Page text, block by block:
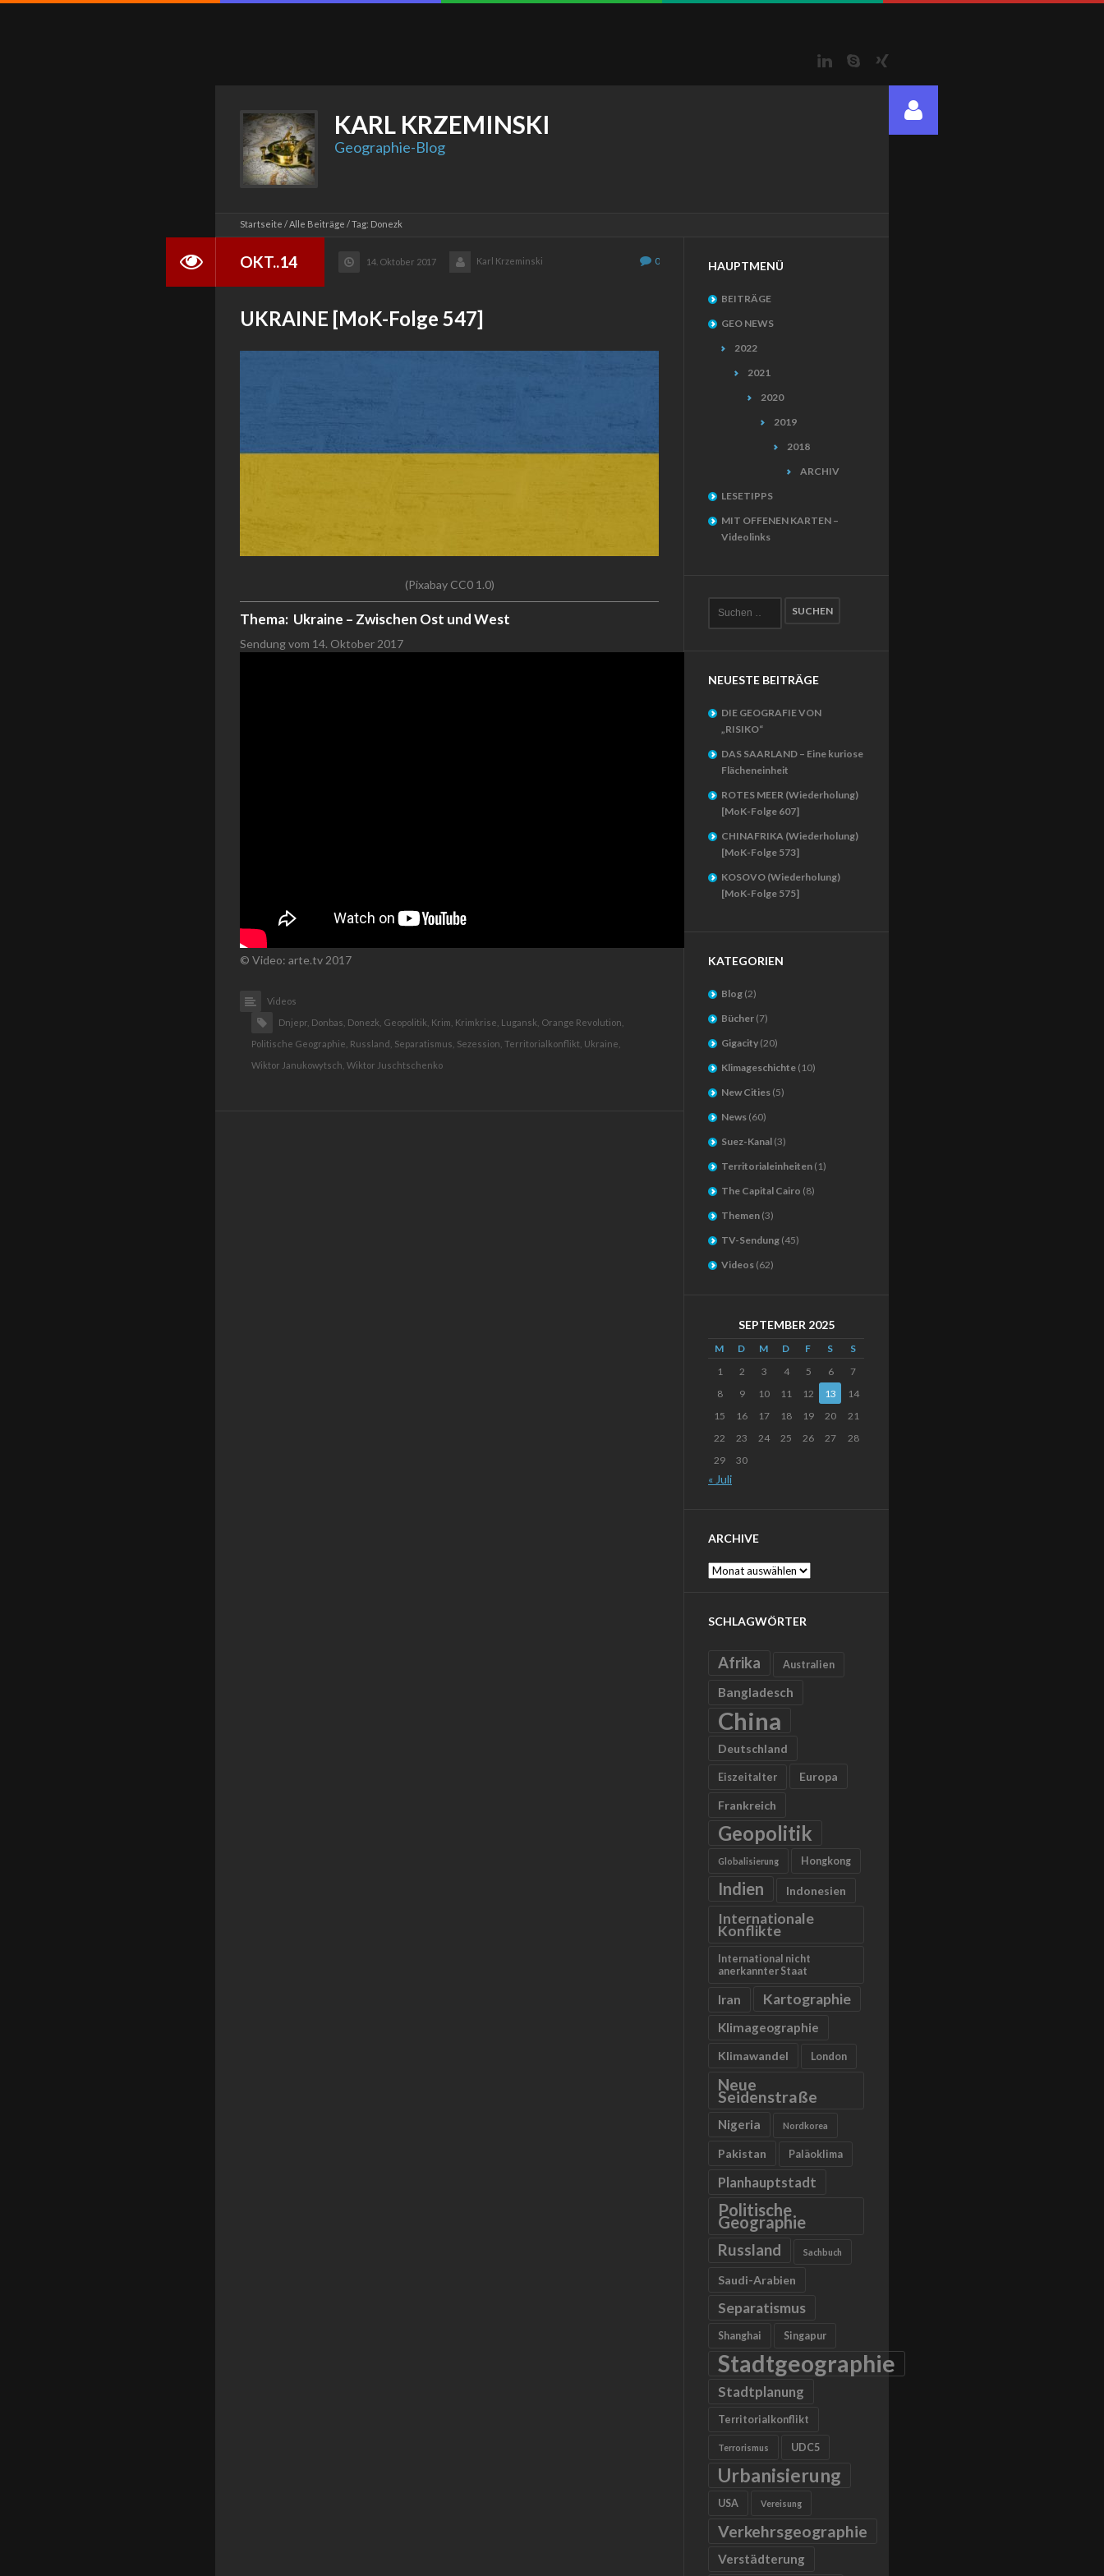
LinkedInSkype
KARL KRZEMINSKI
Geographie-Blog
Startseite Alle Beiträge Tag: Donezk
OKT..14 14. Oktober 2017 0
Karl Krzeminski
UKRAINE [MoK-Folge 547]
(Pixabay CC0 1.0)
Thema: Ukraine – Zwischen Ost und West
Sendung vom 14. Oktober 2017
© Video: arte.tv 2017
Videos
Dnjepr, Donbas, Donezk, Geopolitik, Krim, Krimkrise, Lugansk, Orange Revolution,
Politische Geographie, Russland, Separatismus, Sezession, Territorialkonflikt, Ukraine,
Wiktor Janukowytsch, Wiktor Juschtschenko
HAUPTMENÜ
BEITRÄGE
GEO NEWS
2022
2021
2020
2019
2018
ARCHIV
LESETIPPS
MIT OFFENEN KARTEN –
Videolinks
NEUESTE BEITRÄGE
DIE GEOGRAFIE VON
„RISIKO“
DAS SAARLAND – Eine kuriose
Flächeneinheit
ROTES MEER (Wiederholung)
[MoK-Folge 607]
CHINAFRIKA (Wiederholung)
[MoK-Folge 573]
KOSOVO (Wiederholung)
[MoK-Folge 575]
KATEGORIEN
Blog (2)
Bücher (7)
Gigacity (20)
Klimageschichte (10)
New Cities (5)
News (60)
Suez-Kanal (3)
Territorialeinheiten (1)
The Capital Cairo (8)
Themen (3)
TV-Sendung (45)
Videos (62)
SEPTEMBER 2025
M D M D F S
S
1
2 3 4 5 6
7
8
9 10 11 12 13
14
15
16 17 18 19 20
21
22
23 24 25 26 27
28
29
30
« Juli
ARCHIVE
Archive
SCHLAGWÖRTER
Afrika Australien
Bangladesch
China
Deutschland
Eiszeitalter Europa
Frankreich
Geopolitik
Globalisierung Hongkong
Indien Indonesien
Internationale
Konflikte
International nicht
anerkannter Staat
Iran Kartographie
Klimageographie
Klimawandel London
Neue
Seidenstraße
Nigeria Nordkorea
Pakistan Paläoklima
Planhauptstadt
Politische
Geographie
Russland Sachbuch
Saudi-Arabien
Separatismus
Shanghai Singapur
Stadtgeographie
Stadtplanung
Territorialkonflikt
Terrorismus UDC5
Urbanisierung
USA Vereisung
Verkehrsgeographie
Verstädterung